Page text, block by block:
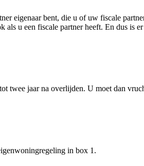
eigenaar bent, die u of uw fiscale
u een fiscale partner heeft. En dus is
twee jaar na overlijden. U moet dan
in box 1.